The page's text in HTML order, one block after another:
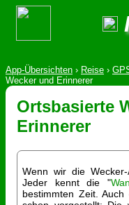
App-Übersichten › Reise ›
Wecker und Erinnerer
Ortsbasierte
Erinnerer
Wenn wir die
Jeder kennt die "
bestimmten Zeit.